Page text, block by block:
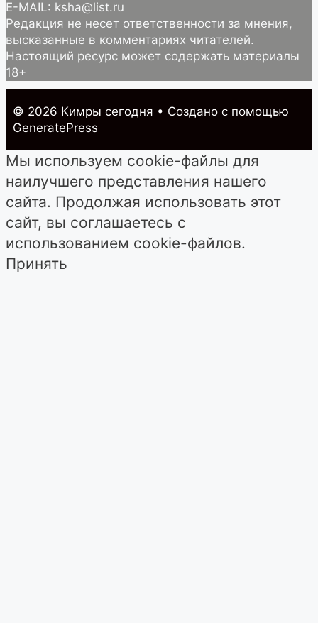
E-MAIL: ksha@list.ru
Редакция не несет ответственности за мнения,
высказанные в комментариях читателей.
Настоящий ресурс может содержать материалы
18+
© 2026 Кимры cегодня • Создано с помощью
GeneratePress
Мы используем cookie-файлы для
наилучшего представления нашего
сайта. Продолжая использовать этот
сайт, вы соглашаетесь с
использованием cookie-файлов.
Принять